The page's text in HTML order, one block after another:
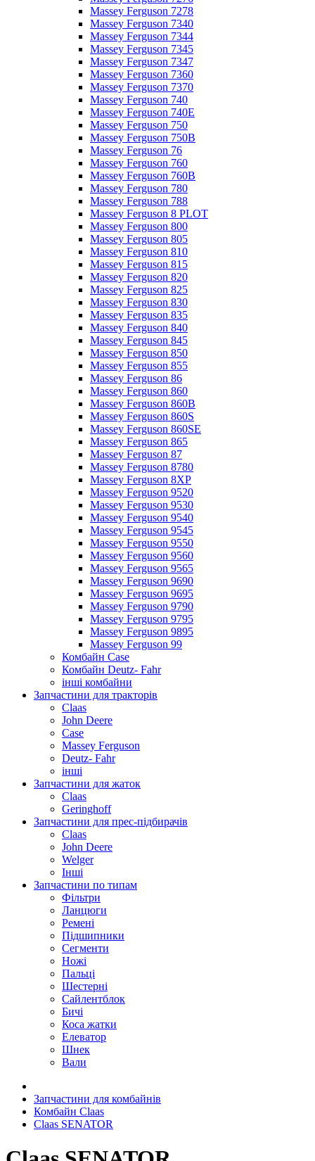
Massey Ferguson 7278
Massey Ferguson 7340
Massey Ferguson 7344
Massey Ferguson 7345
Massey Ferguson 7347
Massey Ferguson 7360
Massey Ferguson 7370
Massey Ferguson 740
Massey Ferguson 740E
Massey Ferguson 750
Massey Ferguson 750B
Massey Ferguson 76
Massey Ferguson 760
Massey Ferguson 760B
Massey Ferguson 780
Massey Ferguson 788
Massey Ferguson 8 PLOT
Massey Ferguson 800
Massey Ferguson 805
Massey Ferguson 810
Massey Ferguson 815
Massey Ferguson 820
Massey Ferguson 825
Massey Ferguson 830
Massey Ferguson 835
Massey Ferguson 840
Massey Ferguson 845
Massey Ferguson 850
Massey Ferguson 855
Massey Ferguson 86
Massey Ferguson 860
Massey Ferguson 860B
Massey Ferguson 860S
Massey Ferguson 860SE
Massey Ferguson 865
Massey Ferguson 87
Massey Ferguson 8780
Massey Ferguson 8XP
Massey Ferguson 9520
Massey Ferguson 9530
Massey Ferguson 9540
Massey Ferguson 9545
Massey Ferguson 9550
Massey Ferguson 9560
Massey Ferguson 9565
Massey Ferguson 9690
Massey Ferguson 9695
Massey Ferguson 9790
Massey Ferguson 9795
Massey Ferguson 9895
Massey Ferguson 99
Комбайн Case
Комбайн Deutz- Fahr
інші комбайни
Запчастини для тракторів
Claas
John Deere
Case
Massey Ferguson
Deutz- Fahr
інші
Запчастини для жаток
Claas
Geringhoff
Запчастини для прес-підбирачів
Claas
John Deere
Welger
Інші
Запчастини по типам
Фільтри
Ланцюги
Ремені
Підшипники
Сегменти
Ножі
Пальці
Шестерні
Сайлентблок
Бичі
Коса жатки
Елеватор
Шнек
Вали
Запчастини для комбайнів
Комбайн Claas
Claas SENATOR